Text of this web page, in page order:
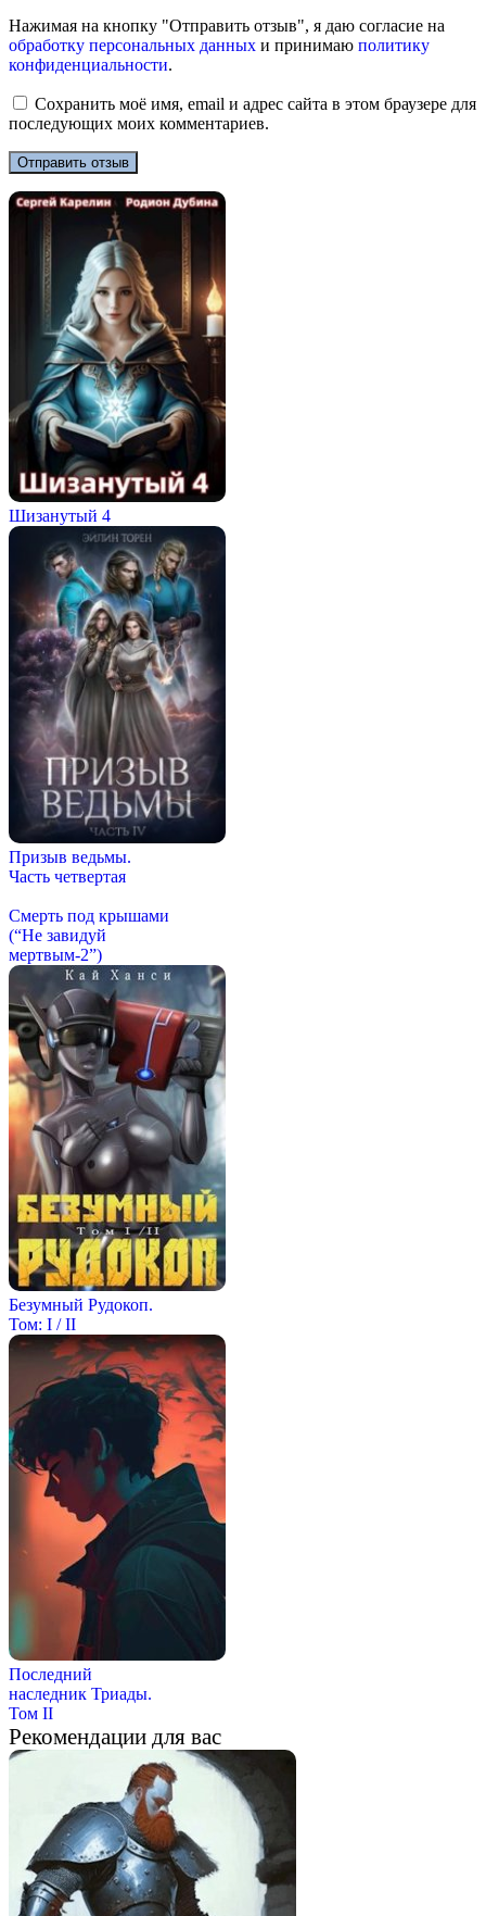
Нажимая на кнопку "Отправить отзыв", я даю согласие на
обработку персональных данных и принимаю политику
конфиденциальности.
Сохранить моё имя, email и адрес сайта в этом браузере для
последующих моих комментариев.
Шизанутый 4
Призыв ведьмы.
Часть четвертая
Смерть под крышами
(“Не завидуй
мертвым-2”)
Безумный Рудокоп.
Том: I / II
Последний
наследник Триады.
Том II
Рекомендации для вас